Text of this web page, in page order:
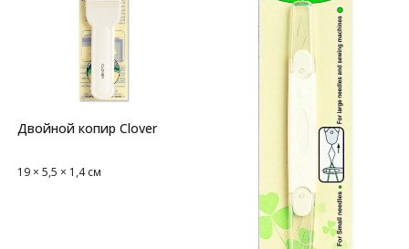
Двойной копир Clover
19 × 5,5 × 1,4 см